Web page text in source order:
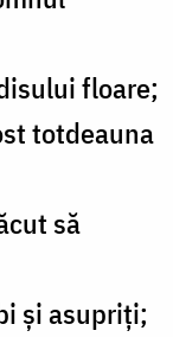
floare;
totdeauna
să
și asupriți;